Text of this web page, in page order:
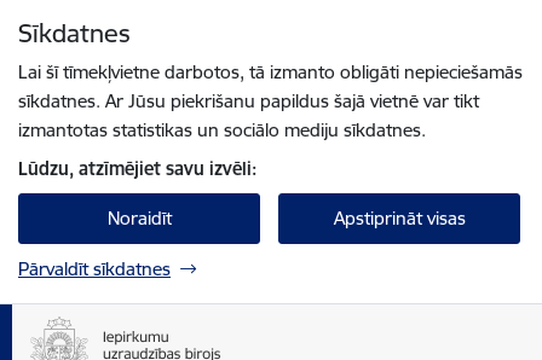
Sīkdatnes
Lai šī tīmekļvietne darbotos, tā izmanto obligāti nepieciešamās
sīkdatnes. Ar Jūsu piekrišanu papildus šajā vietnē var tikt
izmantotas statistikas un sociālo mediju sīkdatnes.
Lūdzu, atzīmējiet savu izvēli:
Noraidīt Apstiprināt visas
Pārvaldīt sīkdatnes